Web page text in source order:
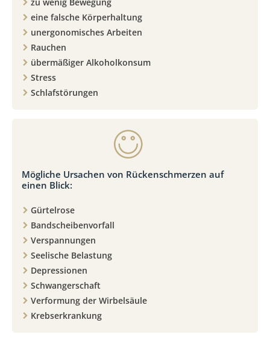
eine falsche Körperhaltung
unergonomisches Arbeiten
Rauchen
übermäßiger Alkoholkonsum
Stress
Schlafstörungen
Mögliche Ursachen von Rückenschmerzen auf
einen Blick:
Gürtelrose
Bandscheibenvorfall
Verspannungen
Seelische Belastung
Depressionen
Schwangerschaft
Verformung der Wirbelsäule
Krebserkrankung